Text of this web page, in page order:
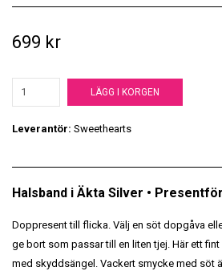
699 kr
LÄGG I KORGEN
Leverantör: Sweethearts
Halsband i Äkta Silver •
Doppresent till flicka. Välj en söt dopgåva
ge bort som passar till en liten tjej. Här ett
med skyddsängel. Vackert smycke med söt